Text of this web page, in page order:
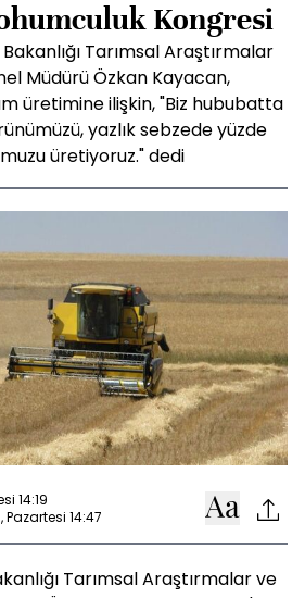
Kongresi
Tarımsal Araştırmalar
Müdürü Özkan Kayacan,
üretimine ilişkin, "Biz hububatta
yazlık sebzede yüzde
üretiyoruz." dedi
14:19
Pazartesi 14:47
Tarımsal Araştırmalar ve